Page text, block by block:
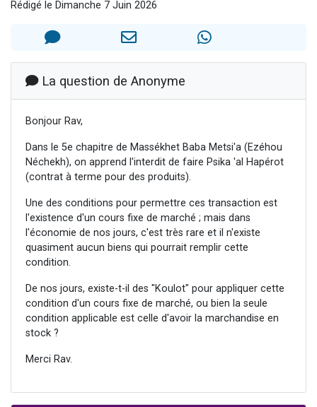
Il reste 49 places pour étudier en groupe sur Zoom
Eva vient de donner son Maasser
Rédigé le Dimanche 7 Juin 2026
La question de Anonyme
Bonjour Rav,
Dans le 5e chapitre de Massékhet Baba Metsi'a (Ezéhou
Néchekh), on apprend l'interdit de faire Psika 'al Hapérot
(contrat à terme pour des produits).
Une des conditions pour permettre ces transaction est
l'existence d'un cours fixe de marché ; mais dans
l'économie de nos jours, c'est très rare et il n'existe
quasiment aucun biens qui pourrait remplir cette
condition.
De nos jours, existe-t-il des "Koulot" pour appliquer cette
condition d'un cours fixe de marché, ou bien la seule
condition applicable est celle d'avoir la marchandise en
stock ?
Merci Rav.